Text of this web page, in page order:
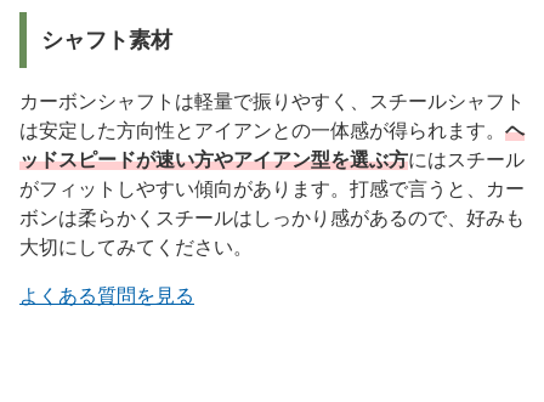
シャフト素材
カーボンシャフトは軽量で振りやすく、スチールシャフト
は安定した方向性とアイアンとの一体感が得られます。 ヘ
ッドスピードが速い方やアイアン型を選ぶ方にはスチール
がフィットしやすい傾向があります。打感で言うと、カー
ボンは柔らかくスチールはしっかり感があるので、好みも
大切にしてみてください。
よくある質問を見る